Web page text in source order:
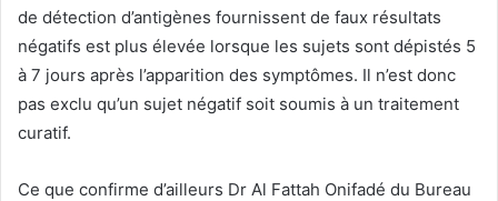
de détection d’antigènes fournissent de faux résultats
négatifs est plus élevée lorsque les sujets sont dépistés 5
à 7 jours après l’apparition des symptômes. Il n’est donc
pas exclu qu’un sujet négatif soit soumis à un traitement
curatif.
Ce que confirme d’ailleurs Dr Al Fattah Onifadé du Bureau